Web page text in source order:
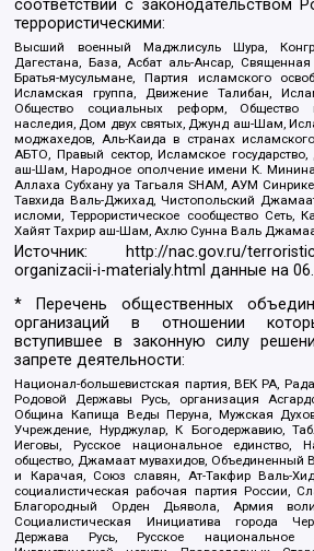
соответствии с законодательством
террористическими:
Высший военный Маджлисуль Шура,
Дагестана, База, Асбат аль-Ансар,
Братья-мусульмане, Партия исламского
Исламская группа, Движение Талибан,
Общество социальных реформ, Общество
наследия, Дом двух святых, Джунд аш-Шам,
моджахедов, Аль-Каида в странах
АБТО, Правый сектор, Исламское
аш-Шам, Народное ополчение имени К.
Аллаха Субхану уа Тагьаля SHAM, АУМ
Тавхида Валь-Джихад, Чистопольский
исломи, Террористическое сообщество Сеть,
Хайят Тахрир аш-Шам, Ахлю Сунна Валь
Источник:
http://nac.gov.ru/
organizacii-i-materialy.html данные на
* Перечень общественных
организаций в отношении
вступившее в законную силу
запрете деятельности:
Национал-большевистская партия, ВЕК РА,
Родовой Державы Русь, организация
Община Капища Веды Перуна, Мужская
Учреждение, Нурджулар, К Богодержавию,
Иеговы, Русское национальное единство,
общество, Джамаат мувахидов, Объединенный
и Карачая, Союз славян, Ат-Такфир Валь-
социалистическая рабочая партия России,
Благородный Орден Дьявола, Армия
Социалистическая Инициатива города
Держава Русь, Русское национальное